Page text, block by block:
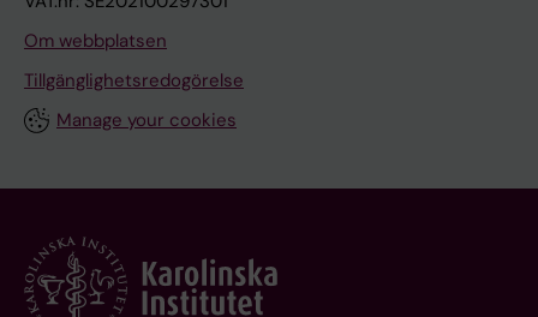
Om webbplatsen
Tillgänglighetsredogörelse
Manage your cookies